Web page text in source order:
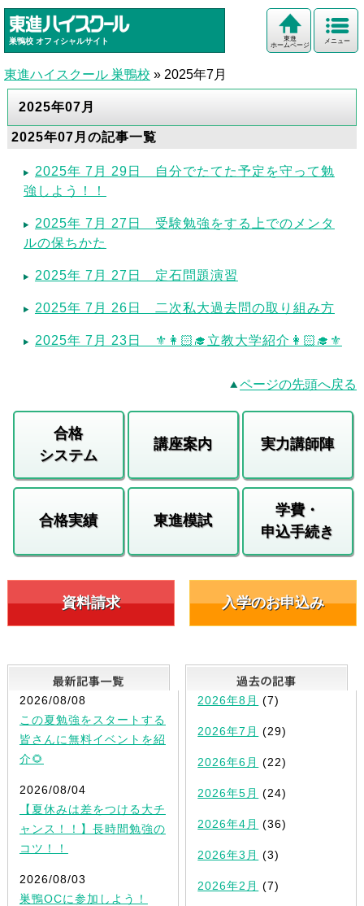
巣鴨校 オフィシャルサイト メニュー
東進
ホームページ
東進ハイスクール 巣鴨校 » 2025年7月
2025年07月
2025年07月の記事一覧
2025年 7月 29日 自分でたてた予定を守って勉
強しよう！！
2025年 7月 27日 受験勉強をする上でのメンタ
ルの保ちかた
2025年 7月 27日 定石問題演習
2025年 7月 26日 二次私大過去問の取り組み方
2025年 7月 23日 ⚜️👩🏻‍🎓立教大学紹介👩🏻‍🎓⚜️
ページの先頭へ戻る
合格
システム
講座案内 実力講師陣
合格実績 東進模試
学費・
申込手続き
資料請求 入学のお申込み
最新記事一覧
2026/08/08
この夏勉強をスタートする
皆さんに無料イベントを紹
介🌻
2026/08/04
【夏休みは差をつける大チ
ャンス！！】長時間勉強の
コツ！！
2026/08/03
巣鴨OCに参加しよう！
2026年8月 (7)
2026年7月 (29)
2026年6月 (22)
2026年5月 (24)
2026年4月 (36)
2026年3月 (3)
2026年2月 (7)